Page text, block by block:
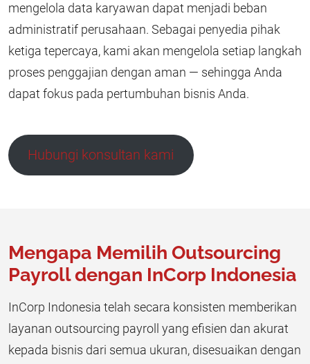
mengelola data karyawan dapat menjadi beban
administratif perusahaan. Sebagai penyedia pihak
ketiga tepercaya, kami akan mengelola setiap langkah
proses penggajian dengan aman — sehingga Anda
dapat fokus pada pertumbuhan bisnis Anda.
Hubungi konsultan kami
Mengapa Memilih Outsourcing
Payroll dengan InCorp Indonesia
InCorp Indonesia telah secara konsisten memberikan
layanan outsourcing payroll yang efisien dan akurat
kepada bisnis dari semua ukuran, disesuaikan dengan